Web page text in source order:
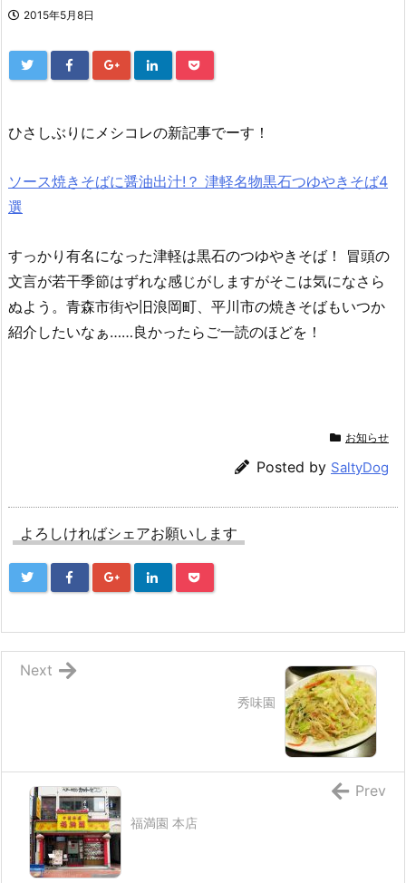
2015年5月8日
ひさしぶりにメシコレの新記事でーす！
ソース焼きそばに醤油出汁!？ 津軽名物黒石つゆやきそば4
選
すっかり有名になった津軽は黒石のつゆやきそば！ 冒頭の
文言が若干季節はずれな感じがしますがそこは気になさら
ぬよう。青森市街や旧浪岡町、平川市の焼きそばもいつか
紹介したいなぁ……良かったらご一読のほどを！
お知らせ
Posted by SaltyDog
よろしければシェアお願いします
秀味園
Next
福満園 本店
Prev